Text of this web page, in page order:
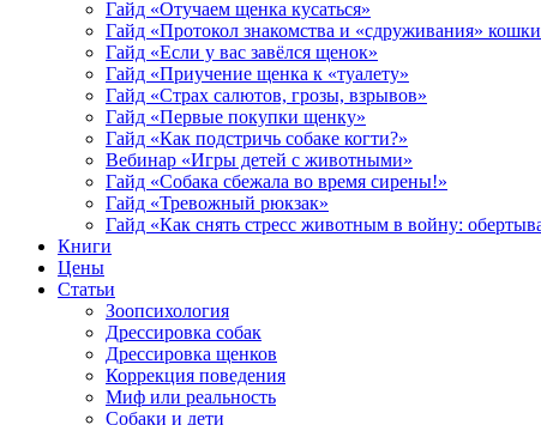
Гайд «Отучаем щенка кусаться»
Гайд «Протокол знакомства и «сдруживания» кошки
Гайд «Если у вас завёлся щенок»
Гайд «Приучение щенка к «туалету»
Гайд «Страх салютов, грозы, взрывов»
Гайд «Первые покупки щенку»
Гайд «Как подстричь собаке когти?»
Вебинар «Игры детей с животными»
Гайд «Собака сбежала во время сирены!»
Гайд «Тревожный рюкзак»
Гайд «Как снять стресс животным в войну:
Книги
Цены
Статьи
Зоопсихология
Дрессировка собак
Дрессировка щенков
Коррекция поведения
Миф или реальность
Собаки и дети